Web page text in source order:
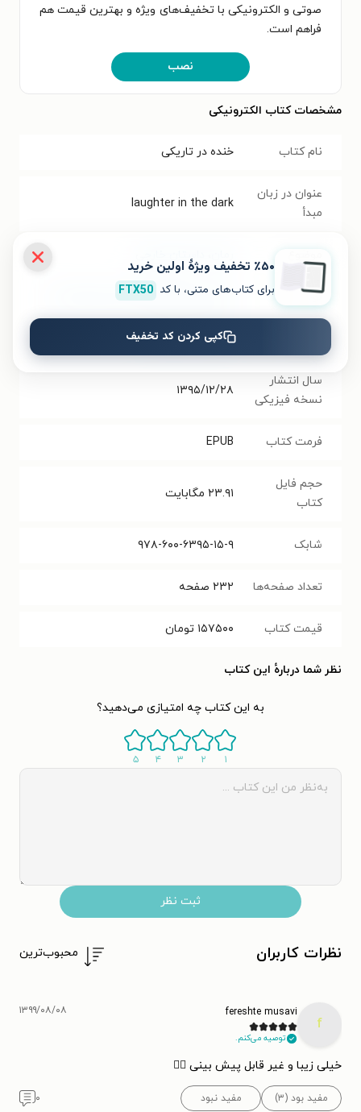
صوتی و الکترونیکی با تخفیف‌های ویژه و بهترین قیمت هم
فراهم است.
نصب
مشخصات کتاب الکترونیکی
نام کتاب خنده در تاریکی
عنوان در زبان
مبدأ
laughter in the dark
نویسنده ولادیمیر ناباکوف،مهدی سجودی مقدم
انتشارات مهراندیش
سال انتشار
نسخه فیزیکی
۱۳۹۵/۱۲/۲۸
فرمت کتاب EPUB
حجم فایل
کتاب
۲۳.۹۱ مگابایت
شابک ۹۷۸-۶۰۰-۶۳۹۵-۱۵-۹
تعداد صفحه‌ها ۲۳۲ صفحه
قیمت کتاب ۱۵۷۵۰۰ تومان
نظر شما دربارهٔ این کتاب
به این کتاب چه امتیازی می‌دهید؟
۱ ۲ ۳ ۴ ۵
ثبت نظر
نظرات کاربران محبوب‌ترین
f
fereshte musavi
توصیه می‌کنم.
۱۳۹۹/۰۸/۰۸
خیلی زیبا و غیر قابل پیش بینی 👌🏻
مفید بود (۳) مفید نبود ۰
٪۵۰ تخفیف ویژۀ اولین خرید
برای کتاب‌های متنی، با کد FTX50
کپی کردن کد تخفیف